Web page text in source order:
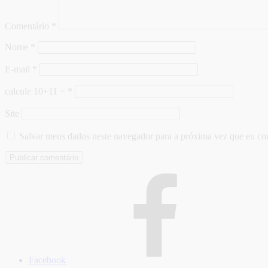
Comentário
Nome
E-mail
calcule 10+11 =
Site
Salvar meus dados neste navegador para a próxima vez que eu
Facebook